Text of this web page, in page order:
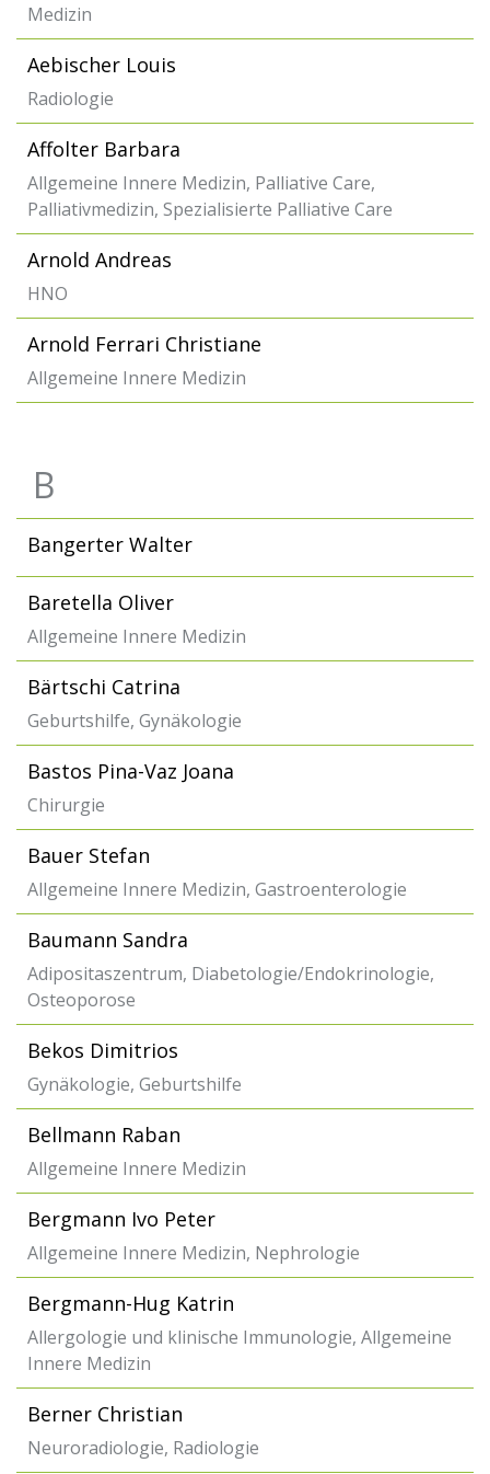
Medizin
Aebischer Louis
Radiologie
Affolter Barbara
Allgemeine Innere Medizin, Palliative Care,
Palliativmedizin, Spezialisierte Palliative Care
Arnold Andreas
HNO
Arnold Ferrari Christiane
Allgemeine Innere Medizin
B
Bangerter Walter
Baretella Oliver
Allgemeine Innere Medizin
Bärtschi Catrina
Geburtshilfe, Gynäkologie
Bastos Pina-Vaz Joana
Chirurgie
Bauer Stefan
Allgemeine Innere Medizin, Gastroenterologie
Baumann Sandra
Adipositaszentrum, Diabetologie/Endokrinologie,
Osteoporose
Bekos Dimitrios
Gynäkologie, Geburtshilfe
Bellmann Raban
Allgemeine Innere Medizin
Bergmann Ivo Peter
Allgemeine Innere Medizin, Nephrologie
Bergmann-Hug Katrin
Allergologie und klinische Immunologie, Allgemeine
Innere Medizin
Berner Christian
Neuroradiologie, Radiologie